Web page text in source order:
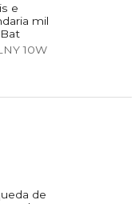
e
mil
10W
de